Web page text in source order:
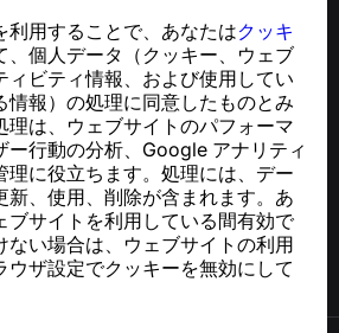
利用することで、あなたはクッキ
、個人データ（クッキー、ウェブ
ィビティ情報、および使用してい
情報）の処理に同意したものとみ
理は、ウェブサイトのパフォーマ
ー行動の分析、Google アナリティ
理に役立ちます。処理には、デー
新、使用、削除が含まれます。あ
ブサイトを利用している間有効で
ない場合は、ウェブサイトの利用
ウザ設定でクッキーを無効にして
問い合わせ：